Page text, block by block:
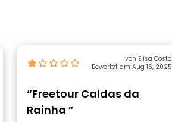
von Elisa Costa
Bewertet am Aug 16, 2025
“Freetour Caldas da
Rainha ”